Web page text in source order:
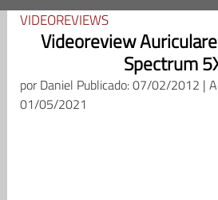
VIDEOREVIEWS
Videoreview
Spectrum
porDaniel Publicado: 07/02/2012 |
01/05/2021